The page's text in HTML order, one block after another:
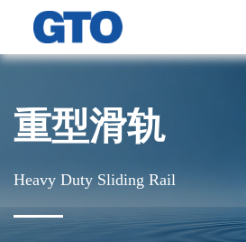
重型滑轨
Heavy Duty Sliding Rail